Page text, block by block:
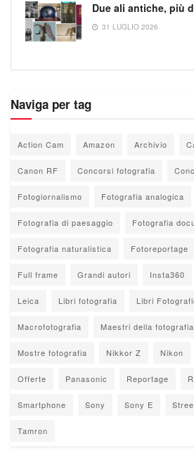
Due ali antiche, più
31 LUGLIO 2026
Naviga per tag
Action Cam Amazon Archivio
Canon RF Concorsi fotografia
Fotogiornalismo Fotografia analogica
Fotografia di paesaggio Fotografia
Fotografia naturalistica Fotoreportage
Full frame Grandi autori Insta360
Leica Libri fotografia Libri
Macrofotografia Maestri della fotografia
Mostre fotografia Nikkor Z Nikon
Offerte Panasonic Reportage
Smartphone Sony Sony E
Tamron